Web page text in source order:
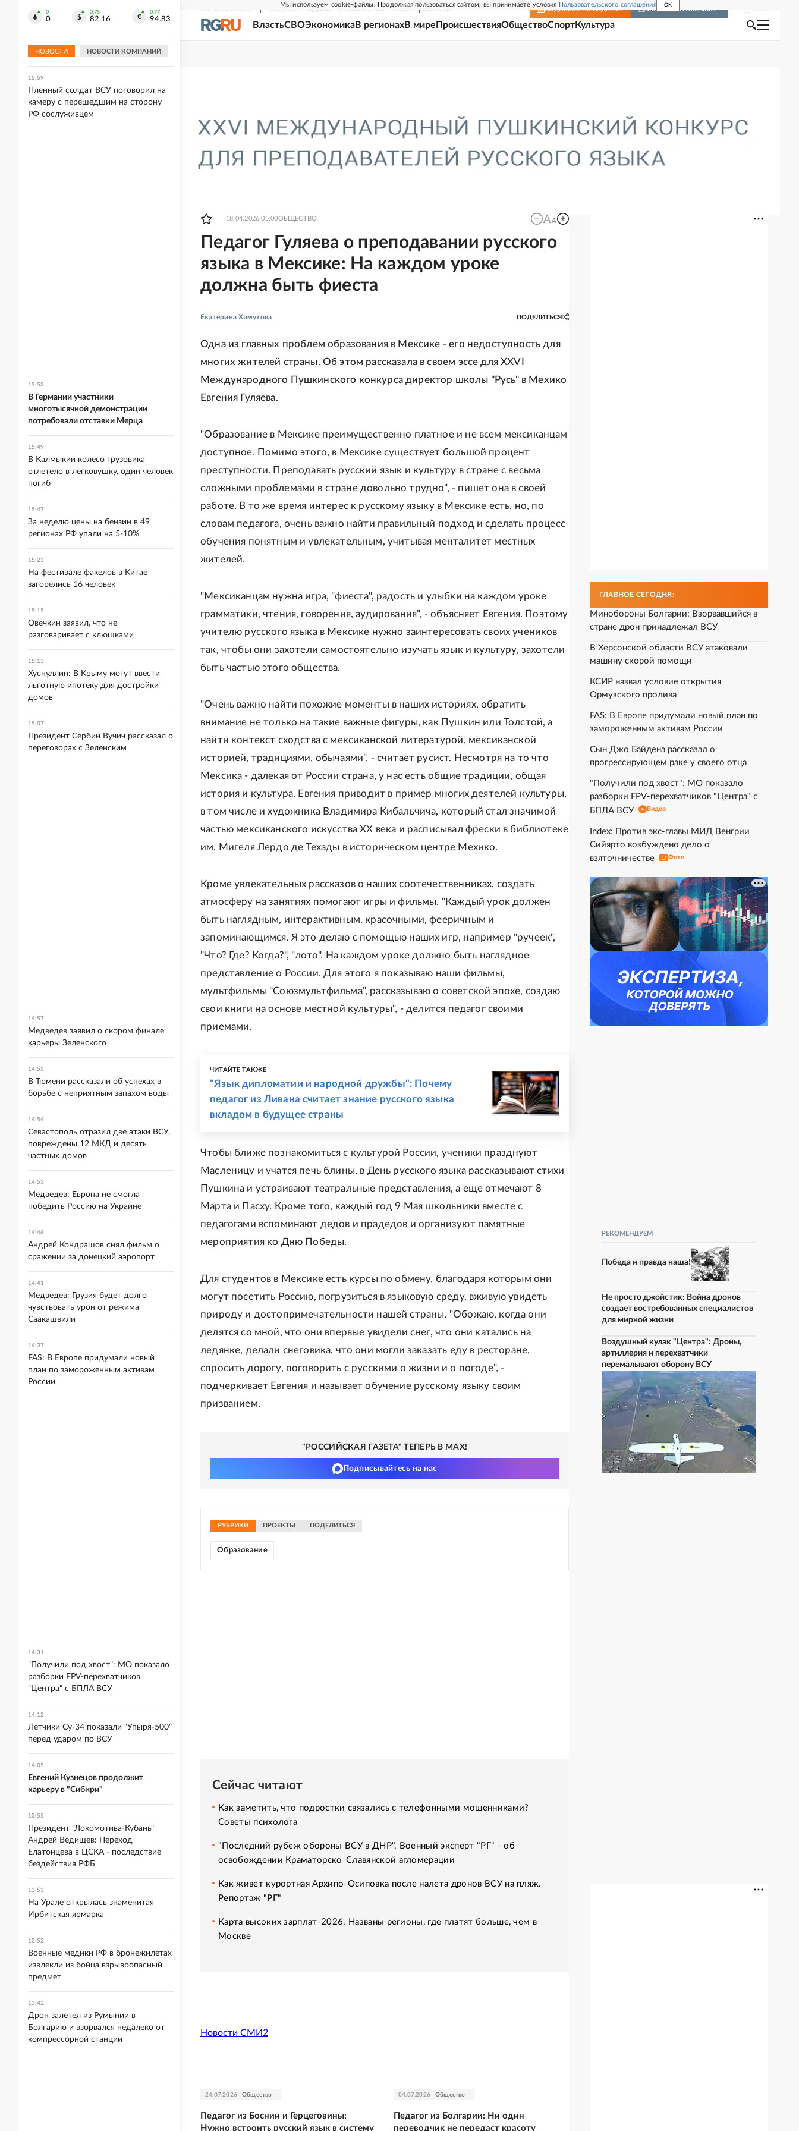
Мы используем cookie-файлы. Продолжая пользоваться сайтом, вы принимаете условия Пользовательского соглашения OK
СВЕЖИЙ НОМЕР РГ-НЕДЕЛЯ РОДИНА ПРИЛОЖЕНИЯ СОЮЗ НОВОСТИ ПОДПИСКА НА ИЗДАНИЕ ВКЛЮЧИТЬ РАССЫЛКУ
ВластьСВОЭкономикаВ регионахВ мире ПроисшествияОбществоСпортКультура
18.04.2026 05:00ОБЩЕСТВО
Педагог Гуляева о преподавании русского
языка в Мексике: На каждом уроке
должна быть фиеста
Екатерина Хамутова ПОДЕЛИТЬСЯ
Одна из главных проблем образования в Мексике - его недоступность для
многих жителей страны. Об этом рассказала в своем эссе для XXVI
Международного Пушкинского конкурса директор школы "Русь" в Мехико
Евгения Гуляева.
"Образование в Мексике преимущественно платное и не всем мексиканцам
доступное. Помимо этого, в Мексике существует большой процент
преступности. Преподавать русский язык и культуру в стране с весьма
сложными проблемами в стране довольно трудно", - пишет она в своей
работе. В то же время интерес к русскому языку в Мексике есть, но, по
словам педагога, очень важно найти правильный подход и сделать процесс
обучения понятным и увлекательным, учитывая менталитет местных
жителей.
"Мексиканцам нужна игра, "фиеста", радость и улыбки на каждом уроке
грамматики, чтения, говорения, аудирования", - объясняет Евгения. Поэтому
учителю русского языка в Мексике нужно заинтересовать своих учеников
так, чтобы они захотели самостоятельно изучать язык и культуру, захотели
быть частью этого общества.
"Очень важно найти похожие моменты в наших историях, обратить
внимание не только на такие важные фигуры, как Пушкин или Толстой, а
найти контекст сходства с мексиканской литературой, мексиканской
историей, традициями, обычаями", - считает русист. Несмотря на то что
Мексика - далекая от России страна, у нас есть общие традиции, общая
история и культура. Евгения приводит в пример многих деятелей культуры,
в том числе и художника Владимира Кибальчича, который стал значимой
частью мексиканского искусства XX века и расписывал фрески в библиотеке
им. Мигеля Лердо де Техады в историческом центре Мехико.
Кроме увлекательных рассказов о наших соотечественниках, создать
атмосферу на занятиях помогают игры и фильмы. "Каждый урок должен
быть наглядным, интерактивным, красочными, фееричным и
запоминающимся. Я это делаю с помощью наших игр, например "ручеек",
"Что? Где? Когда?", "лото". На каждом уроке должно быть наглядное
представление о России. Для этого я показываю наши фильмы,
мультфильмы "Союзмультфильма", рассказываю о советской эпохе, создаю
свои книги на основе местной культуры", - делится педагог своими
приемами.
ЧИТАЙТЕ ТАКЖЕ
"Язык дипломатии и народной дружбы": Почему
педагог из Ливана считает знание русского языка
вкладом в будущее страны
Чтобы ближе познакомиться с культурой России, ученики празднуют
Масленицу и учатся печь блины, в День русского языка рассказывают стихи
Пушкина и устраивают театральные представления, а еще отмечают 8
Марта и Пасху. Кроме того, каждый год 9 Мая школьники вместе с
педагогами вспоминают дедов и прадедов и организуют памятные
мероприятия ко Дню Победы.
Для студентов в Мексике есть курсы по обмену, благодаря которым они
могут посетить Россию, погрузиться в языковую среду, вживую увидеть
природу и достопримечательности нашей страны. "Обожаю, когда они
делятся со мной, что они впервые увидели снег, что они катались на
ледянке, делали снеговика, что они могли заказать еду в ресторане,
спросить дорогу, поговорить с русскими о жизни и о погоде", -
подчеркивает Евгения и называет обучение русскому языку своим
призванием.
"РОССИЙСКАЯ ГАЗЕТА" ТЕПЕРЬ В MAX!
Подписывайтесь на нас
РУБРИКИ ПРОЕКТЫ ПОДЕЛИТЬСЯ
Образование
Сейчас читают
Как заметить, что подростки связались с телефонными мошенниками?
Советы психолога
"Последний рубеж обороны ВСУ в ДНР". Военный эксперт "РГ" - об
освобождении Краматорско-Славянской агломерации
Как живет курортная Архипо-Осиповка после налета дронов ВСУ на пляж.
Репортаж "РГ"
Карта высоких зарплат-2026. Названы регионы, где платят больше, чем в
Москве
Новости СМИ2
24.07.2026 Общество
Педагог из Боснии и Герцеговины:
Нужно встроить русский язык в систему
04.07.2026 Общество
Педагог из Болгарии: Ни один
переводчик не передаст красоту
ГЛАВНОЕ СЕГОДНЯ:
Минобороны Болгарии: Взорвавшийся в
стране дрон принадлежал ВСУ
В Херсонской области ВСУ атаковали
машину скорой помощи
КСИР назвал условие открытия
Ормузского пролива
FAS: В Европе придумали новый план по
замороженным активам России
Сын Джо Байдена рассказал о
прогрессирующем раке у своего отца
"Получили под хвост": МО показало
разборки FPV-перехватчиков "Центра" с
БПЛА ВСУ
Видео
Index: Против экс-главы МИД Венгрии
Сийярто возбуждено дело о
взяточничестве
Фото
РЕКОМЕНДУЕМ
Победа и правда наша!
Не просто джойстик: Война дронов
создает востребованных специалистов
для мирной жизни
Воздушный кулак "Центра": Дроны,
артиллерия и перехватчики
перемалывают оборону ВСУ
0
0
0.75
82.16
0.77
94.83
НОВОСТИ НОВОСТИ КОМПАНИЙ
проверку после избиения подростка
15:59
Пленный солдат ВСУ поговорил на
камеру с перешедшим на сторону
РФ сослуживцем
15:53
В Германии участники
многотысячной демонстрации
потребовали отставки Мерца
15:49
В Калмыкии колесо грузовика
отлетело в легковушку, один человек
погиб
15:47
За неделю цены на бензин в 49
регионах РФ упали на 5-10%
15:23
На фестивале факелов в Китае
загорелись 16 человек
15:15
Овечкин заявил, что не
разговаривает с клюшками
15:13
Хуснуллин: В Крыму могут ввести
льготную ипотеку для достройки
домов
15:07
Президент Сербии Вучич рассказал о
переговорах с Зеленским
14:57
Медведев заявил о скором финале
карьеры Зеленского
14:55
В Тюмени рассказали об успехах в
борьбе с неприятным запахом воды
14:54
Севастополь отразил две атаки ВСУ,
повреждены 12 МКД и десять
частных домов
14:53
Медведев: Европа не смогла
победить Россию на Украине
14:46
Андрей Кондрашов снял фильм о
сражении за донецкий аэропорт
14:41
Медведев: Грузия будет долго
чувствовать урон от режима
Саакашвили
14:37
FAS: В Европе придумали новый
план по замороженным активам
России
14:31
"Получили под хвост": МО показало
разборки FPV-перехватчиков
"Центра" с БПЛА ВСУ
14:12
Летчики Су-34 показали "Упыря-500"
перед ударом по ВСУ
14:05
Евгений Кузнецов продолжит
карьеру в "Сибири"
13:55
Президент "Локомотива-Кубань"
Андрей Ведищев: Переход
Елатонцева в ЦСКА - последствие
бездействия РФБ
13:53
На Урале открылась знаменитая
Ирбитская ярмарка
13:52
Военные медики РФ в бронежилетах
извлекли из бойца взрывоопасный
предмет
13:42
Дрон залетел из Румынии в
Болгарию и взорвался недалеко от
компрессорной станции